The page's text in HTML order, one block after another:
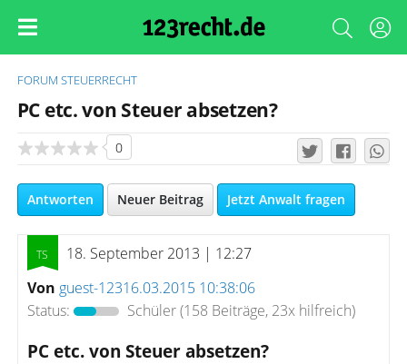
FORUM STEUERRECHT
PC etc. von Steuer absetzen?
0
Antworten Neuer Beitrag Jetzt Anwalt fragen
18. September 2013 | 12:27
Von guest-12316.03.2015 10:38:06
Status:
Schüler(158 Beiträge, 23x hilfreich)
PC etc. von Steuer absetzen?